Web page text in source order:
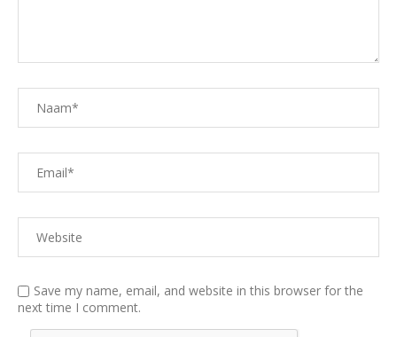
Save my name, email, and website in this browser for the
next time I comment.